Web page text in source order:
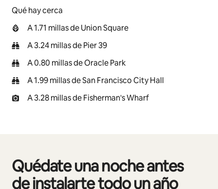
Qué hay cerca
A 1.71 millas de Union Square
A 3.24 millas de Pier 39
A 0.80 millas de Oracle Park
A 1.99 millas de San Francisco City Hall
A 3.28 millas de Fisherman's Wharf
Quédate una noche antes
de instalarte todo un año
Mostrando 0 de 0 elementos